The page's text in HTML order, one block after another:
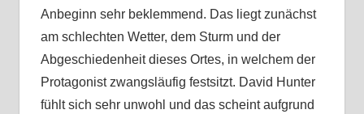
Anbeginn sehr beklemmend. Das liegt zunächst
am schlechten Wetter, dem Sturm und der
Abgeschiedenheit dieses Ortes, in welchem der
Protagonist zwangsläufig festsitzt. David Hunter
fühlt sich sehr unwohl und das scheint aufgrund